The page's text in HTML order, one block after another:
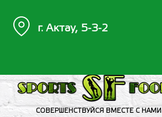
СОВЕРШЕНСТВУЙСЯ ВМЕСТЕ С НАМИ
г. Актау, 5-3-2